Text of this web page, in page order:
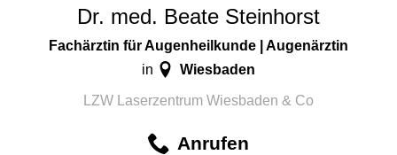
Dr. med. Beate Steinhorst
Fachärztin für Augenheilkunde | Augenärztin
in Wiesbaden
LZW Laserzentrum Wiesbaden & Co
Anrufen